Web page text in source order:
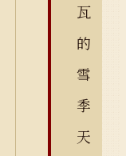
瓦
的
雪
季
天